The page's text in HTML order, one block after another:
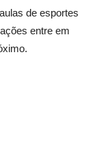
de esportes
entre em